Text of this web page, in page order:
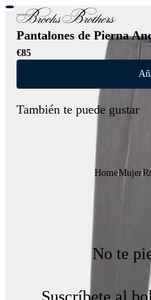
Nuevas incorporaciones
Pantalones de Pierna
€85
También te puede gustar
HomeMujer
No te